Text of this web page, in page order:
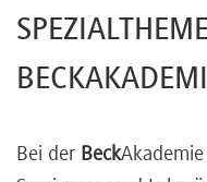
Bei der BeckAkademie